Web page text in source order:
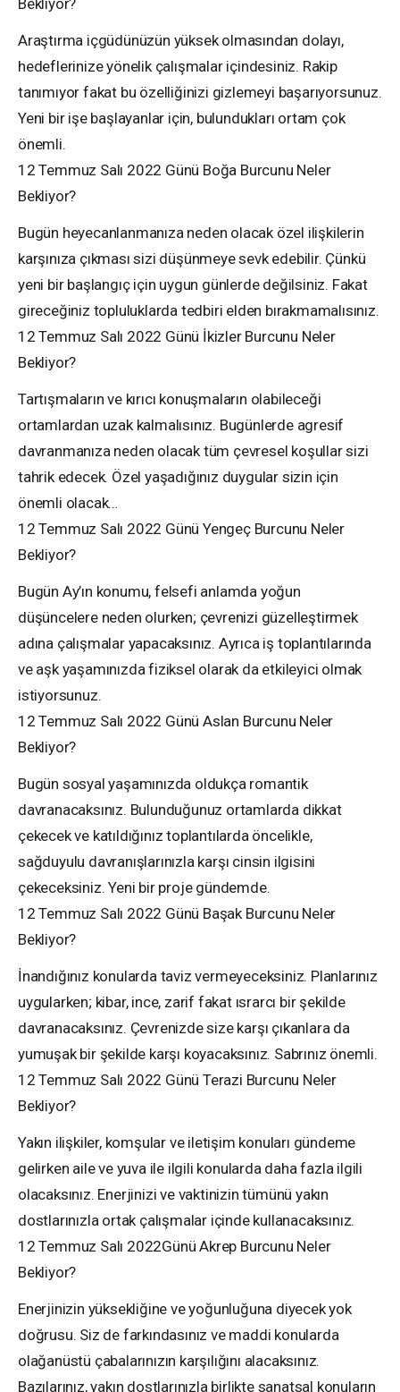
Araştırma içgüdünüzün yüksek olmasından dolayı,
hedeflerinize yönelik çalışmalar içindesiniz. Rakip
tanımıyor fakat bu özelliğinizi gizlemeyi başarıyorsunuz.
Yeni bir işe başlayanlar için, bulundukları ortam çok
önemli.
12 Temmuz Salı 2022 Günü Boğa Burcunu Neler
Bekliyor?
Bugün heyecanlanmanıza neden olacak özel ilişkilerin
karşınıza çıkması sizi düşünmeye sevk edebilir. Çünkü
yeni bir başlangıç için uygun günlerde değilsiniz. Fakat
gireceğiniz topluluklarda tedbiri elden bırakmamalısınız.
12 Temmuz Salı 2022 Günü İkizler Burcunu Neler
Bekliyor?
Tartışmaların ve kırıcı konuşmaların olabileceği
ortamlardan uzak kalmalısınız. Bugünlerde agresif
davranmanıza neden olacak tüm çevresel koşullar sizi
tahrik edecek. Özel yaşadığınız duygular sizin için
önemli olacak…
12 Temmuz Salı 2022 Günü Yengeç Burcunu Neler
Bekliyor?
Bugün Ay’ın konumu, felsefi anlamda yoğun
düşüncelere neden olurken; çevrenizi güzelleştirmek
adına çalışmalar yapacaksınız. Ayrıca iş toplantılarında
ve aşk yaşamınızda fiziksel olarak da etkileyici olmak
istiyorsunuz.
12 Temmuz Salı 2022 Günü Aslan Burcunu Neler
Bekliyor?
Bugün sosyal yaşamınızda oldukça romantik
davranacaksınız. Bulunduğunuz ortamlarda dikkat
çekecek ve katıldığınız toplantılarda öncelikle,
sağduyulu davranışlarınızla karşı cinsin ilgisini
çekeceksiniz. Yeni bir proje gündemde.
12 Temmuz Salı 2022 Günü Başak Burcunu Neler
Bekliyor?
İnandığınız konularda taviz vermeyeceksiniz. Planlarınız
uygularken; kibar, ince, zarif fakat ısrarcı bir şekilde
davranacaksınız. Çevrenizde size karşı çıkanlara da
yumuşak bir şekilde karşı koyacaksınız. Sabrınız önemli.
12 Temmuz Salı 2022 Günü Terazi Burcunu Neler
Bekliyor?
Yakın ilişkiler, komşular ve iletişim konuları gündeme
gelirken aile ve yuva ile ilgili konularda daha fazla ilgili
olacaksınız. Enerjinizi ve vaktinizin tümünü yakın
dostlarınızla ortak çalışmalar içinde kullanacaksınız.
12 Temmuz Salı 2022Günü Akrep Burcunu Neler
Bekliyor?
Enerjinizin yüksekliğine ve yoğunluğuna diyecek yok
doğrusu. Siz de farkındasınız ve maddi konularda
olağanüstü çabalarınızın karşılığını alacaksınız.
Bazılarınız, yakın dostlarınızla birlikte sanatsal konuların